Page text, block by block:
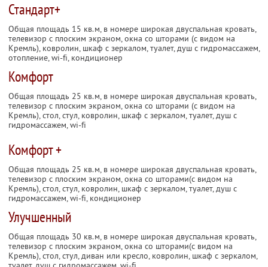
Стандарт+
Общая площадь 15 кв.м, в номере широкая двуспальная кровать,
телевизор с плоским экраном, окна со шторами (с видом на
Кремль), ковролин, шкаф с зеркалом, туалет, душ с гидромассажем,
отопление, wi-fi, кондиционер
Комфорт
Общая площадь 25 кв.м, в номере широкая двуспальная кровать,
телевизор с плоским экраном, окна со шторами (с видом на
Кремль), стол, стул, ковролин, шкаф с зеркалом, туалет, душ с
гидромассажем, wi-fi
Комфорт +
Общая площадь 25 кв.м, в номере широкая двуспальная кровать,
телевизор с плоским экраном, окна со шторами(с видом на
Кремль), стол, стул, ковролин, шкаф с зеркалом, туалет, душ с
гидромассажем, wi-fi, кондиционер
Улучшенный
Общая площадь 30 кв.м, в номере широкая двуспальная кровать,
телевизор с плоским экраном, окна со шторами(с видом на
Кремль), стол, стул, диван или кресло, ковролин, шкаф с зеркалом,